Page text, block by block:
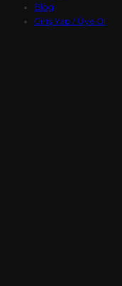
Blog
Giriş Yap / Üye Ol